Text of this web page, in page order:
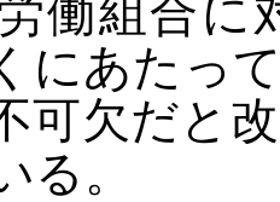
働組合に
にあたっ
可欠だと
る。